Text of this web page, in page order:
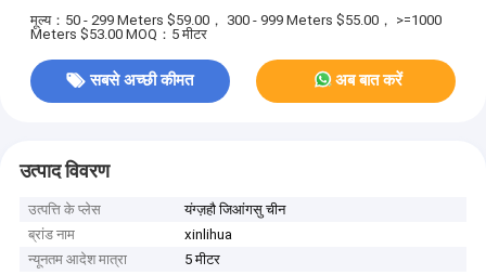
मूल्य：50 - 299 Meters $59.00， 300 - 999 Meters $55.00， >=1000
Meters $53.00 MOQ：5 मीटर
सबसे अच्छी कीमत अब बात करें
उत्पाद विवरण
उत्पत्ति के प्लेस
यंग्ज़हौ जिआंगसु चीन
ब्रांड नाम
xinlihua
न्यूनतम आदेश मात्रा
5 मीटर